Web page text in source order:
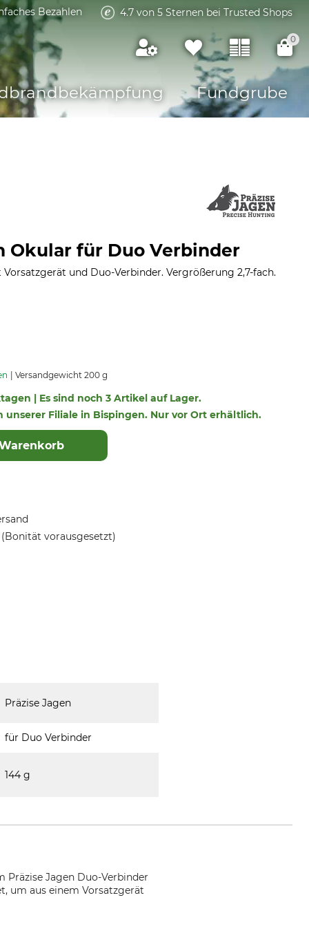
Bezahlen 4.7 von 5 Sternen bei Trusted Shops
0
Fundgrube
Okular für Duo Verbinder
und Duo-Verbinder. Vergrößerung 2,7-fach.
Versandgewicht 200 g
| Es sind noch 3 Artikel auf Lager.
unserer Filiale in Bispingen. Nur vor Ort erhältlich.
vorausgesetzt)
Präzise Jagen
für Duo Verbinder
144 g
Jagen Duo-Verbinder
um aus einem Vorsatzgerät